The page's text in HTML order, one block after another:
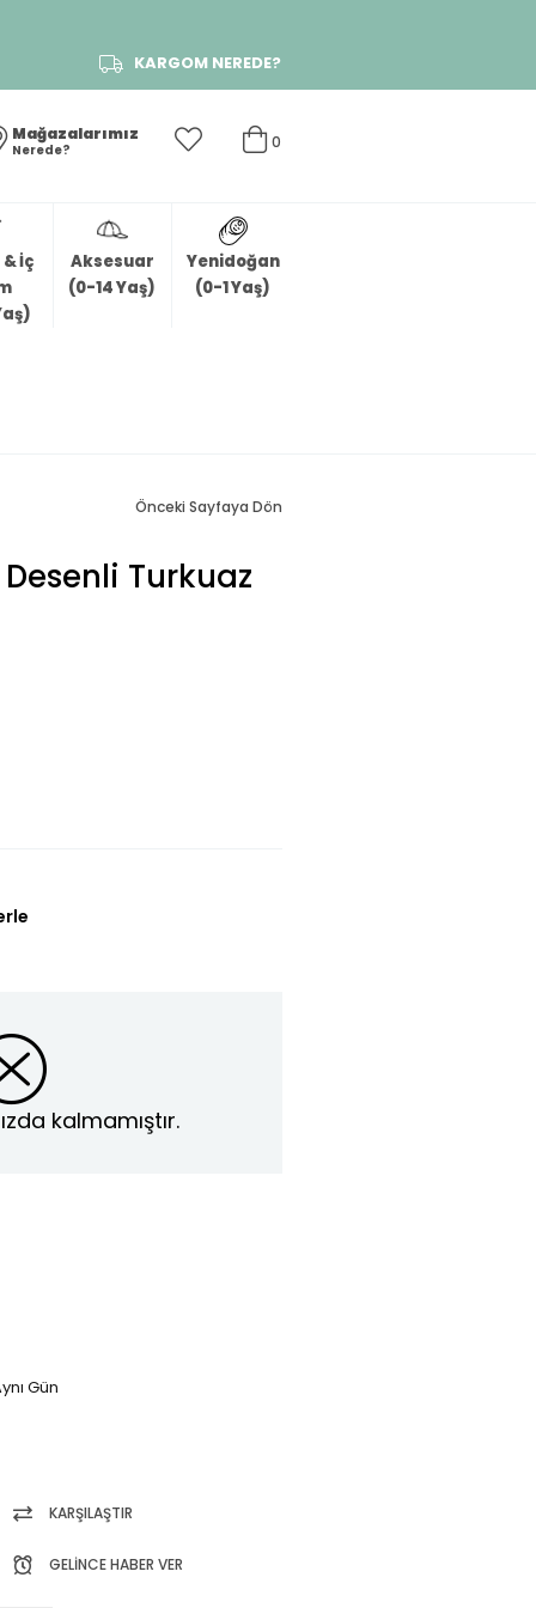
KARGOM NEREDE?
0
Mağazalarımız
Nerede?
İç
Aksesuar
(0-14 Yaş)
Yenidoğan
(0-1 Yaş)
Önceki Sayfaya Dön
Turkuaz
kalmamıştır.
Gün
KARŞILAŞTIR
GELINCE HABER VER